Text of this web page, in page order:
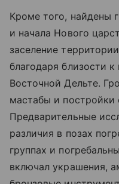
Кроме того, найдены
и начала Нового
заселение
благодаря близости
Восточной Дельте.
мастабы и постройки
Предварительные
различия в позах
группах и
включал украшения,